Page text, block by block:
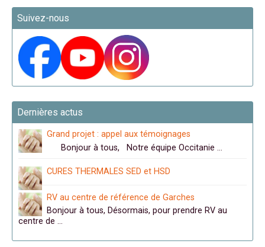
Suivez-nous
Dernières actus
Grand projet : appel aux témoignages
Bonjour à tous, Notre équipe Occitanie …
CURES THERMALES SED et HSD
RV au centre de référence de Garches
Bonjour à tous, Désormais, pour prendre RV au
centre de …